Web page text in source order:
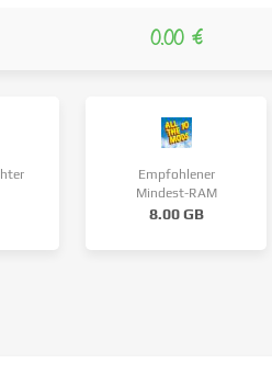
0.00 €
Empfohlener
Mindest-RAM
8.00 GB